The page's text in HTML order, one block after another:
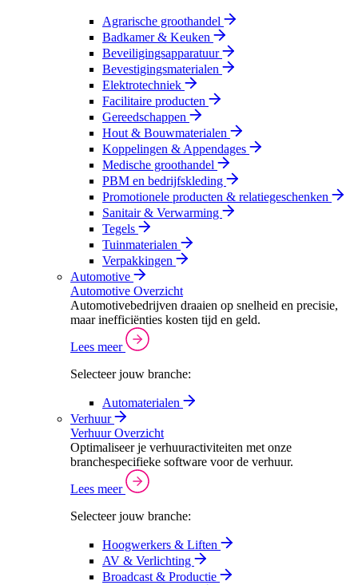
Agrarische groothandel
Badkamer & Keuken
Beveiligingsapparatuur
Bevestigingsmaterialen
Elektrotechniek
Facilitaire producten
Gereedschappen
Hout & Bouwmaterialen
Koppelingen & Appendages
Medische groothandel
PBM en bedrijfskleding
Promotionele producten & relatiegeschenken
Sanitair & Verwarming
Tegels
Tuinmaterialen
Verpakkingen
Automotive
Automotive Overzicht
Automotivebedrijven draaien op snelheid en precisie,
maar inefficiënties kosten tijd en geld.
Lees meer
Selecteer jouw branche:
Automaterialen
Verhuur
Verhuur Overzicht
Optimaliseer je verhuuractiviteiten met onze
branchespecifieke software voor de verhuur.
Lees meer
Selecteer jouw branche:
Hoogwerkers & Liften
AV & Verlichting
Broadcast & Productie